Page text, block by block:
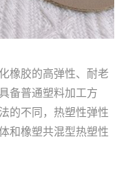
橡胶的高弹性、耐老
备普通塑料加工方
的不同，热塑性弹性
和橡塑共混型热塑性